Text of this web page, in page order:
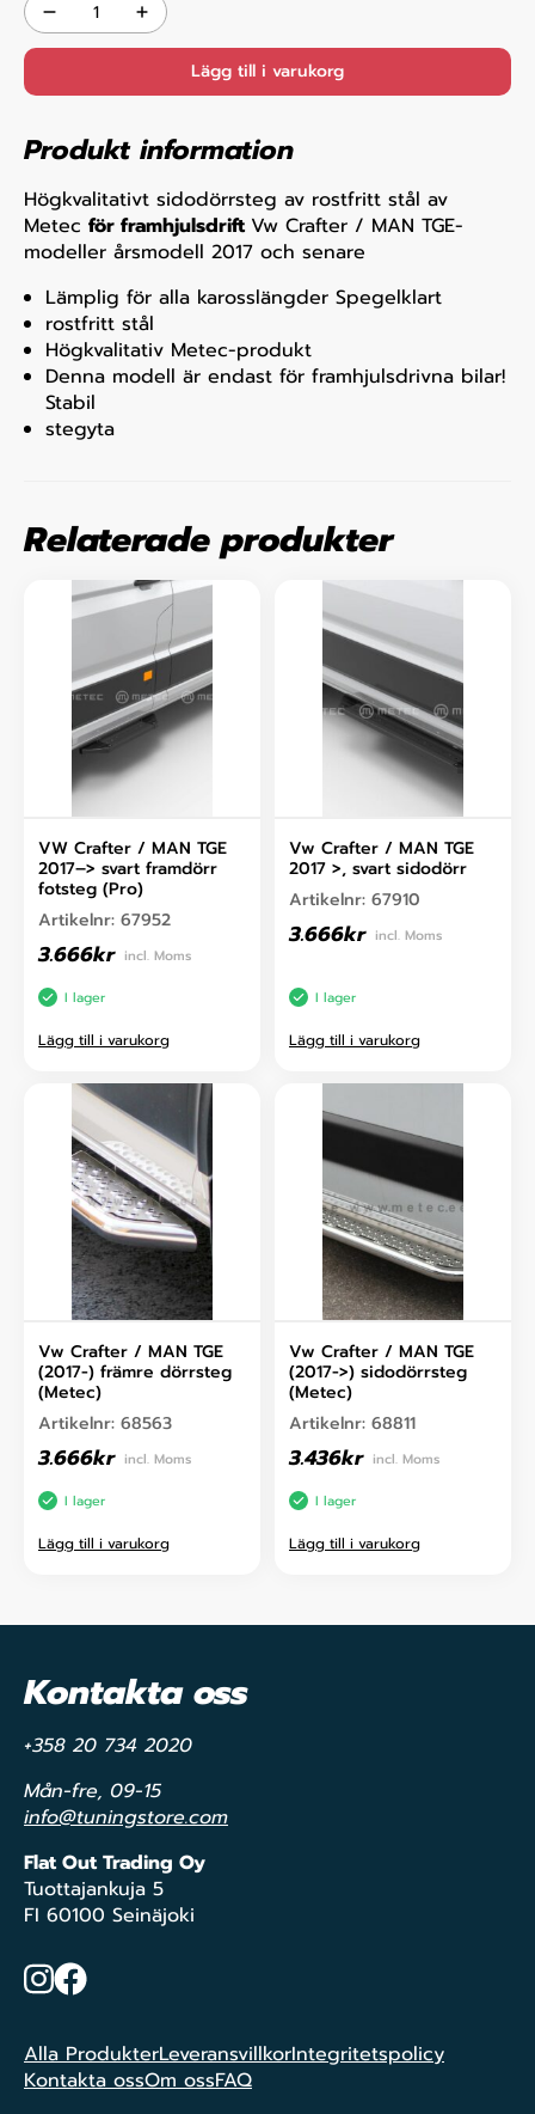
Lägg till i varukorg
Produkt information
Högkvalitativt sidodörrsteg av rostfritt stål av
Metec för framhjulsdrift Vw Crafter / MAN TGE-
modeller årsmodell 2017 och senare
Lämplig för alla karosslängder Spegelklart
rostfritt stål
Högkvalitativ Metec-produkt
Denna modell är endast för framhjulsdrivna bilar!
Stabil
stegyta
Relaterade produkter
VW Crafter / MAN TGE
2017–> svart framdörr
fotsteg (Pro)
Artikelnr: 67952
3.666kr incl. Moms
I lager
Lägg till i varukorg
Vw Crafter / MAN TGE
2017 >, svart sidodörr
Artikelnr: 67910
3.666kr incl. Moms
I lager
Lägg till i varukorg
Vw Crafter / MAN TGE
(2017-) främre dörrsteg
(Metec)
Artikelnr: 68563
3.666kr incl. Moms
I lager
Lägg till i varukorg
Vw Crafter / MAN TGE
(2017->) sidodörrsteg
(Metec)
Artikelnr: 68811
3.436kr incl. Moms
I lager
Lägg till i varukorg
Kontakta oss
+358 20 734 2020
Mån-fre, 09-15
info@tuningstore.com
Flat Out Trading Oy
Tuottajankuja 5
FI 60100 Seinäjoki
Instagram
Facebook
Alla ProdukterLeveransvillkorIntegritetspolicy
Kontakta ossOm ossFAQ